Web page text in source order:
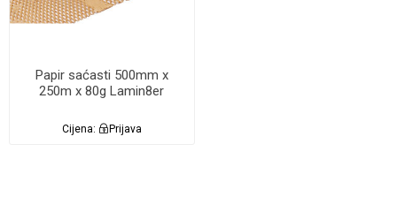
Papir saćasti 500mm x
250m x 80g Lamin8er
Cijena: Prijava